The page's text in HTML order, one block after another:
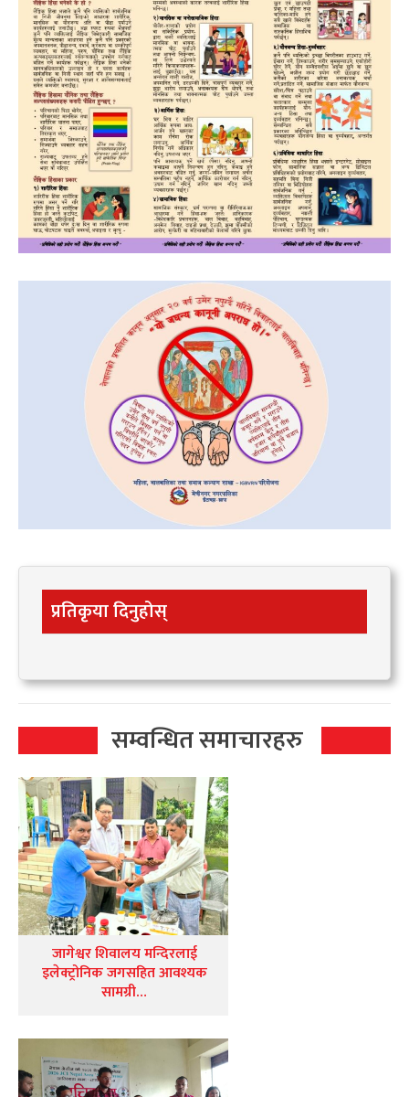
प्रतिकृया दिनुहोस्
सम्वन्धित समाचारहरु
जागेश्वर शिवालय मन्दिरलाई
इलेक्ट्रोनिक जगसहित आवश्यक
सामग्री…